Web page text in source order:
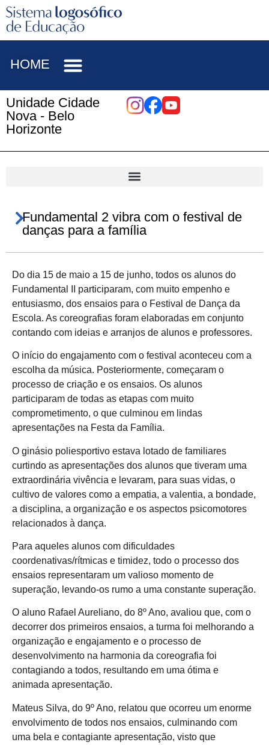
HOME
Unidade Cidade
Nova - Belo
Horizonte
Fundamental 2 vibra com o festival de
danças para a família
Do dia 15 de maio a 15 de junho, todos os alunos do
Fundamental II participaram, com muito empenho e
entusiasmo, dos ensaios para o Festival de Dança da
Escola. As coreografias foram elaboradas em conjunto
contando com ideias e arranjos de alunos e professores.
O início do engajamento com o festival aconteceu com a
escolha da música. Posteriormente, começaram o
processo de criação e os ensaios. Os alunos
participaram de todas as etapas com muito
comprometimento, o que culminou em lindas
apresentações na Festa da Família.
O ginásio poliesportivo estava lotado de familiares
curtindo as apresentações dos alunos que tiveram uma
extraordinária vivência e levaram, para suas vidas, o
cultivo de valores como a empatia, a valentia, a bondade,
a disciplina, a organização e os aspectos psicomotores
relacionados à dança.
Para aqueles alunos com dificuldades
coordenativas/rítmicas e timidez, todo o processo dos
ensaios representaram um valioso momento de
superação, levando-os rumo a uma constante superação.
O aluno Rafael Aureliano, do 8º Ano, avaliou que, com o
decorrer dos primeiros ensaios, a turma foi melhorando a
organização e engajamento e o processo de
desenvolvimento na harmonia da coreografia foi
contagiando a todos, resultando em uma ótima e
animada apresentação.
Mateus Silva, do 9º Ano, relatou que ocorreu um enorme
envolvimento de todos nos ensaios, culminando com
uma bela e contagiante apresentação, visto que